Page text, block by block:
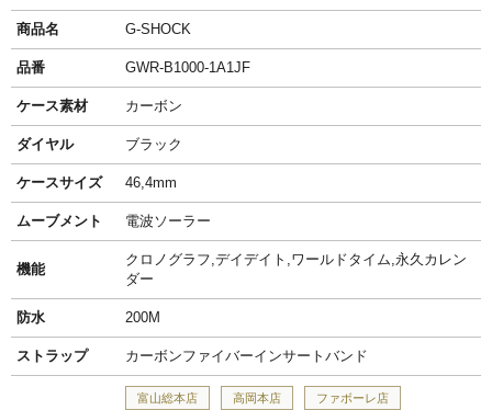
商品名 G-SHOCK
品番 GWR-B1000-1A1JF
ケース素材 カーボン
ダイヤル ブラック
ケースサイズ 46,4mm
ムーブメント 電波ソーラー
機能
クロノグラフ,デイデイト,ワールドタイム,永久カレン
ダー
防水 200M
ストラップ カーボンファイバーインサートバンド
富山総本店 高岡本店
ファボーレ店